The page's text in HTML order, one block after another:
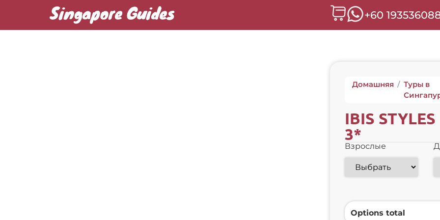
Singapore Guides +60
Домашняя / Туры в
IBIS
3*
Взрослые
Options total